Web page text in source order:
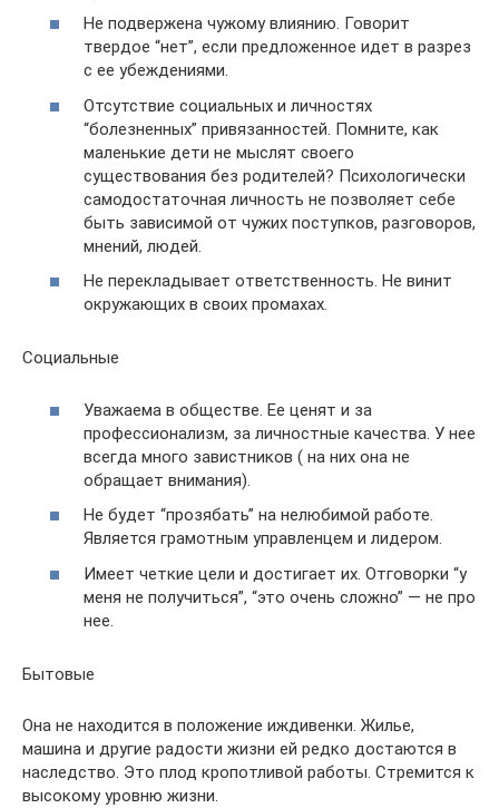
Не подвержена чужому влиянию. Говорит
твердое “нет”, если предложенное идет в разрез
с ее убеждениями.
Отсутствие социальных и личностях
“болезненных” привязанностей. Помните, как
маленькие дети не мыслят своего
существования без родителей? Психологически
самодостаточная личность не позволяет себе
быть зависимой от чужих поступков, разговоров,
мнений, людей.
Не перекладывает ответственность. Не винит
окружающих в своих промахах.
Социальные
Уважаема в обществе. Ее ценят и за
профессионализм, за личностные качества. У нее
всегда много завистников ( на них она не
обращает внимания).
Не будет “прозябать” на нелюбимой работе.
Является грамотным управленцем и лидером.
Имеет четкие цели и достигает их. Отговорки “у
меня не получиться”, “это очень сложно” — не про
нее.
Бытовые
Она не находится в положение иждивенки. Жилье,
машина и другие радости жизни ей редко достаются в
наследство. Это плод кропотливой работы. Стремится к
высокому уровню жизни.